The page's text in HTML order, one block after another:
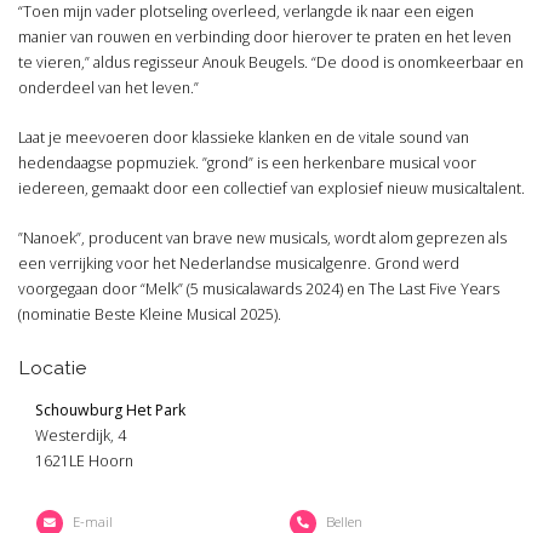
“Toen mijn vader plotseling overleed, verlangde ik naar een eigen
manier van rouwen en verbinding door hierover te praten en het leven
te vieren,” aldus regisseur Anouk Beugels. “De dood is onomkeerbaar en
onderdeel van het leven.”
Laat je meevoeren door klassieke klanken en de vitale sound van
hedendaagse popmuziek. ”grond” is een herkenbare musical voor
iedereen, gemaakt door een collectief van explosief nieuw musicaltalent.
”Nanoek”, producent van brave new musicals, wordt alom geprezen als
een verrijking voor het Nederlandse musicalgenre. Grond werd
voorgegaan door “Melk” (5 musicalawards 2024) en The Last Five Years
(nominatie Beste Kleine Musical 2025).
Locatie
Schouwburg Het Park
Westerdijk, 4
1621LE Hoorn
E-mail Bellen